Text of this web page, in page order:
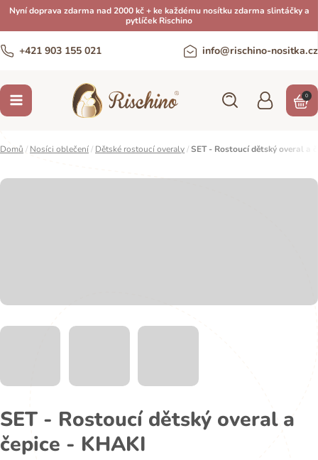
Nyní doprava zdarma nad 2000 kč + ke každému nosítku zdarma slintáčky a
pytlíček Rischino
+421 903 155 021 info@rischino-nositka.cz
0
Domů / Nosíci oblečení/ Dětské rostoucí overaly/SET - Rostoucí dětský overal a
SET - Rostoucí dětský overal a
čepice - KHAKI